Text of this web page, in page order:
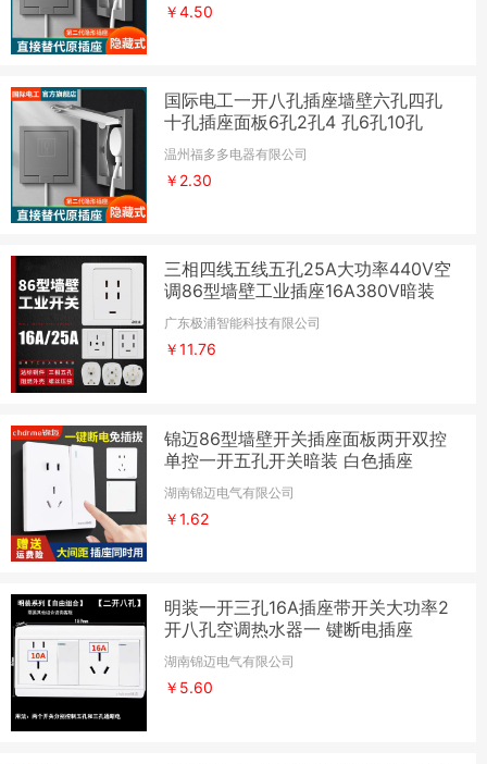
￥4.50
国际电工一开八孔插座墙壁六孔四孔
十孔插座面板6孔2孔4 孔6孔10孔
温州福多多电器有限公司
￥2.30
三相四线五线五孔25A大功率440V空
调86型墙壁工业插座16A380V暗装
广东极浦智能科技有限公司
￥11.76
锦迈86型墙壁开关插座面板两开双控
单控一开五孔开关暗装 白色插座
湖南锦迈电气有限公司
￥1.62
明装一开三孔16A插座带开关大功率2
开八孔空调热水器一 键断电插座
湖南锦迈电气有限公司
￥5.60